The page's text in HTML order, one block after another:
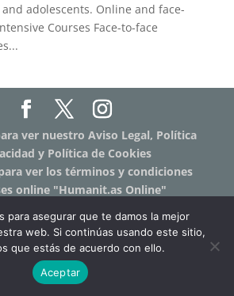
adolescents. Online and face-
Courses Face-to-face
ver nuestro Aviso Legal, Política
y Política de Cookies
ver los términos y condiciones
online "Humanit.as Online"
para asegurar que te damos la mejor
web. Si continúas usando este sitio,
que estás de acuerdo con ello.
Aceptar